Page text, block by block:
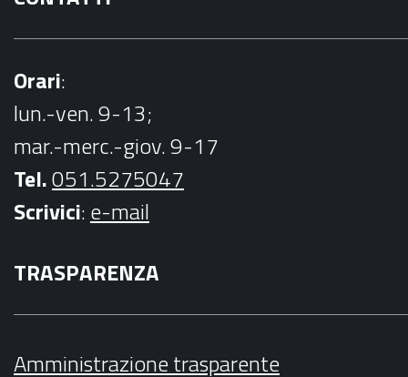
Orari:
lun.-ven. 9-13;
mar.-merc.-giov. 9-17
Tel.051.5275047
Scrivici:e-mail
TRASPARENZA
Amministrazione trasparente